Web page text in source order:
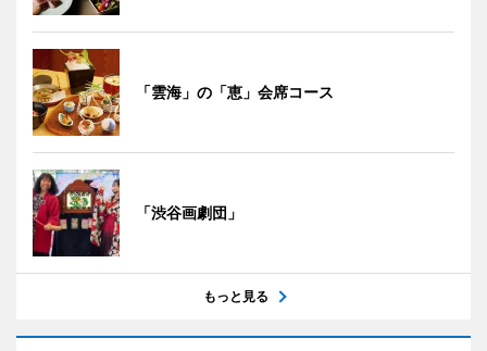
「雲海」の「恵」会席コース
「渋谷画劇団」
もっと見る